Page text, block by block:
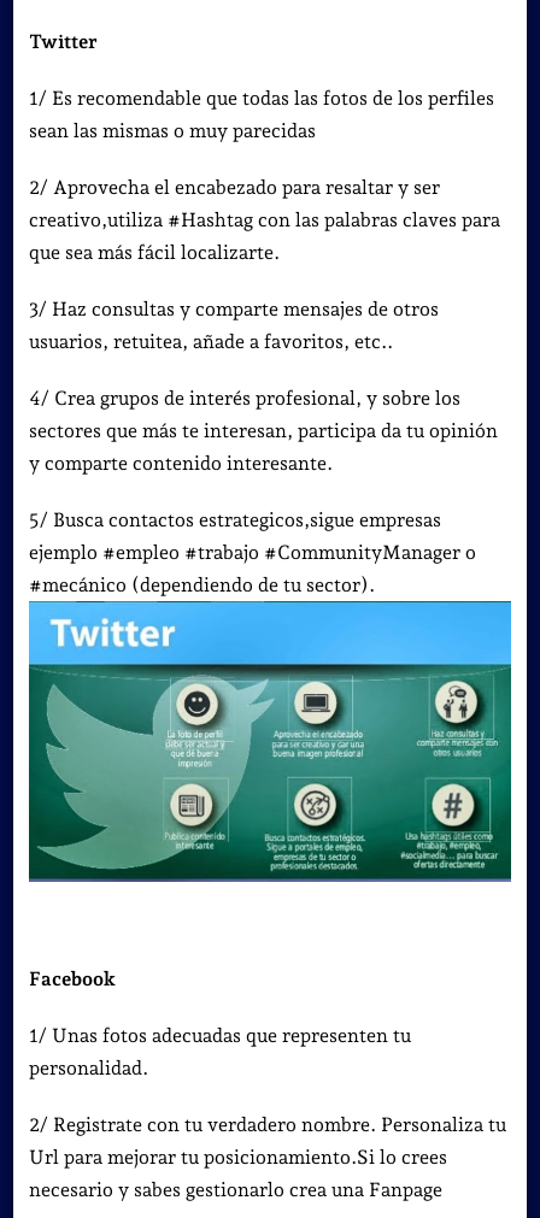
Twitter
1/ Es recomendable que todas las fotos de los perfiles
sean las mismas o muy parecidas
2/ Aprovecha el encabezado para resaltar y ser
creativo,utiliza #Hashtag con las palabras claves para
que sea más fácil localizarte.
3/ Haz consultas y comparte mensajes de otros
usuarios, retuitea, añade a favoritos, etc..
4/ Crea grupos de interés profesional, y sobre los
sectores que más te interesan, participa da tu opinión
y comparte contenido interesante.
5/ Busca contactos estrategicos,sigue empresas
ejemplo #empleo #trabajo #CommunityManager o
#mecánico (dependiendo de tu sector).
Facebook
1/ Unas fotos adecuadas que representen tu
personalidad.
2/ Registrate con tu verdadero nombre. Personaliza tu
Url para mejorar tu posicionamiento.Si lo crees
necesario y sabes gestionarlo crea una Fanpage